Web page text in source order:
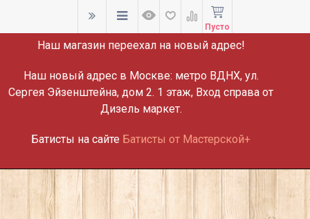
ВНИМАНИЕ!
Наш магазин переехал на новый адрес!
Наш новый адрес в Москве: метро ВДНХ, ул.
Сергея Эйзенштейна, дом 2. 1 этаж, Вход справа от
Дизель маркет.
Батисты на сайте Батисты от Мастерской+
Пусто